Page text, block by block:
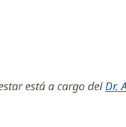
está a cargo delDr.